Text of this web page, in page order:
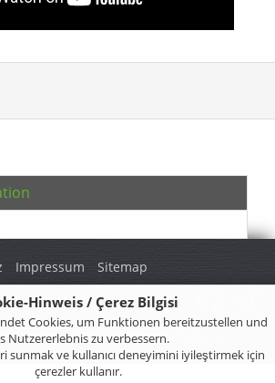
Hinweis / Çerez Bilgisi
Cookies, um Funktionen bereitzustellen und
Nutzererlebnis zu verbessern.
sunmak ve kullanıcı deneyimini iyileştirmek için
çerezler kullanır.
Impressum Sitemap
Regional. Alle Rechte vorbehalten.